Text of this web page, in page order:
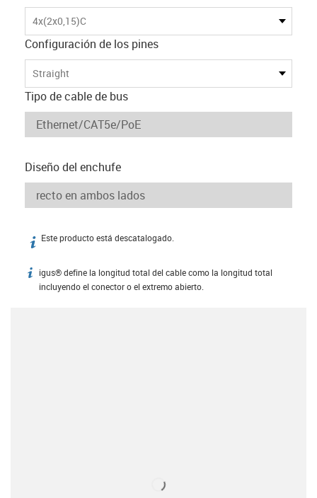
4x(2x0,15)C
Configuración de los pines
Straight
Tipo de cable de bus
Diseño del enchufe
igus-icon-info
Este producto está descatalogado.
igus-icon-info
igus® define la longitud total del cable como la longitud total
incluyendo el conector o el extremo abierto.